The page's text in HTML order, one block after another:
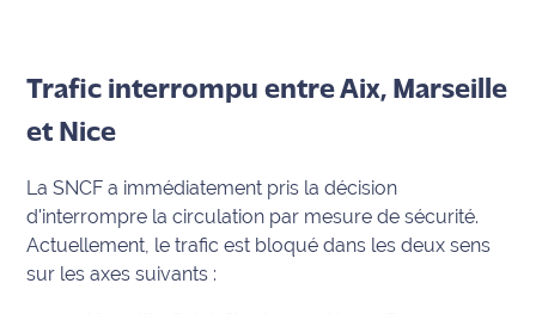
Municipales
2026
Partenaires
L'invité(e)
de la
Trafic interrompu entre Aix, Marseille
et Nice
La SNCF a immédiatement pris la décision
d'interrompre la circulation par mesure de sécurité.
Actuellement, le trafic est bloqué dans les deux sens
sur les axes suivants :